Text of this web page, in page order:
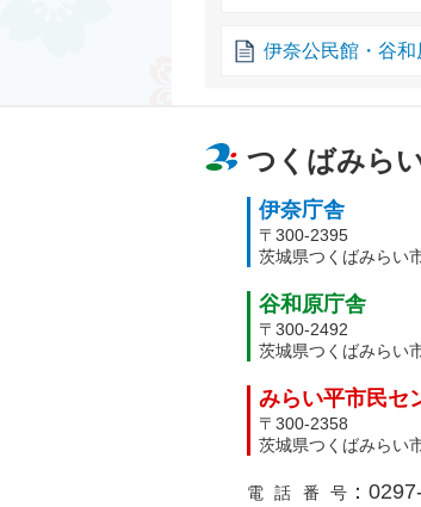
伊奈公民館・谷
つくばみら
伊奈庁舎
〒300-2395
茨城県つくばみらい
谷和原庁舎
〒300-2492
茨城県つくばみらい
みらい平市民セ
〒300-2358
茨城県つくばみらい
電話番号 ：